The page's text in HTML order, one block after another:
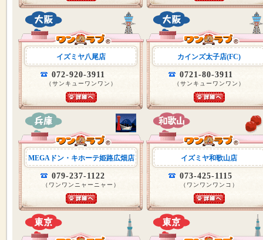
イズミヤ八尾店
072-920-3911
（サンキューワンワン）
カインズ太子店(FC)
0721-80-3911
（サンキューワンワン）
MEGAドン・キホーテ姫路広畑店
079-237-1122
（ワンワンニャーニャー）
イズミヤ和歌山店
073-425-1115
（ワンワンワンコ）